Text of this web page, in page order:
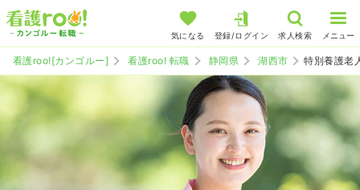
気になる 登録/ログイン 求人検索 メニュー
看護roo![カンゴルー] 看護roo! 転職 静岡県 湖西市 特別養護老